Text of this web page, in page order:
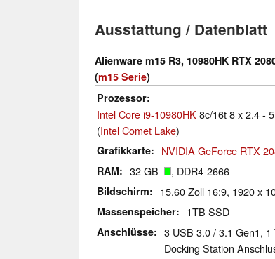
Ausstattung / Datenblatt
Alienware m15 R3, 10980HK RTX
(m15 Serie)
Prozessor
Intel Core i9-10980HK8c/16t 8 x 2.4 -
(Intel Comet Lake)
Grafikkarte NVIDIA GeForce RTX
RAM 32 GB , DDR4-2666
Bildschirm 15.60 Zoll 16:9, 1920 x
Massenspeicher 1TB SSD
Anschlüsse
3 USB 3.0 / 3.1 Gen1,
Docking Station